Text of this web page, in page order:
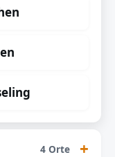
4 Orte